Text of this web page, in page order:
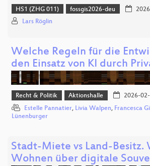
HS1 (ZHG 011) fossgis2026-deu
Lars Röglin
Welche Regeln für die
den Einsatz von KI durch
Recht & Politik Aktionshalle 2026-
Estelle Pannatier, Livia Walpen, Francesca
Lünenburger
Stadt-Miete vs Land-Besitz.
Wohnen über digitale